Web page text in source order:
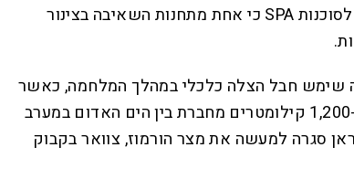
גורם במשרד האנרגיה אמר לסוכנות SPA כי אחת מתחנות השאיבה בצינור
שימש חבל הצלה כלכלי במהלך המלחמה, כאשר
רשת הצינורות באורך של כ-1,200 קילומטרים מחברת בין הים האדום במערב
סגרה למעשה את מצר הורמוז, צוואר בקבוק